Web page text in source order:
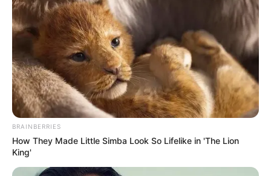
BRAINBERRIES
How They Made Little Simba Look So Lifelike in 'The Lion
King'